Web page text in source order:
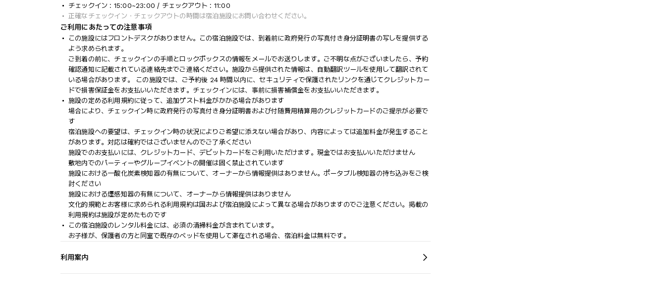
チェックイン : 15:00~23:00 / チェックアウト : 11:00
正確なチェックイン・チェックアウトの時間は宿泊施設にお問い合わせください。
ご利用にあたっての注意事項
この施設にはフロントデスクがありません。この宿泊施設では、到着前に政府発行の写真付き身分証明書の写しを提供する
よう求められます。
ご到着の前に、チェックインの手順とロックボックスの情報をメールでお送りします。ご不明な点がございましたら、予約
確認通知に記載されている連絡先までご連絡ください。施設から提供された情報は、自動翻訳ツールを使用して翻訳されて
いる場合があります。 この施設では、ご予約後 24 時間以内に、セキュリティで保護されたリンクを通じてクレジットカー
ドで損害保証金をお支払いいただきます。チェックインには、事前に損害補償金をお支払いいただきます。
施設の定める利用規約に従って、追加ゲスト料金がかかる場合があります
場合により、チェックイン時に政府発行の写真付き身分証明書および付随費用精算用のクレジットカードのご提示が必要で
す
宿泊施設への要望は、チェックイン時の状況によりご希望に添えない場合があり、内容によっては追加料金が発生すること
があります。対応は確約ではございませんのでご了承ください
施設でのお支払いには、クレジットカード、デビットカードをご利用いただけます。現金ではお支払いいただけません
敷地内でのパーティーやグループイベントの開催は固く禁止されています
施設における一酸化炭素検知器の有無について、オーナーから情報提供はありません。ポータブル検知器の持ち込みをご検
討ください
施設における煙感知器の有無について、オーナーから情報提供はありません
文化的規範とお客様に求められる利用規約は国および宿泊施設によって異なる場合がありますのでご注意ください。掲載の
利用規約は施設が定めたものです
この宿泊施設のレンタル料金には、必須の清掃料金が含まれています。
お子様が、保護者の方と同室で既存のベッドを使用して滞在される場合、宿泊料金は無料です。
利用案内